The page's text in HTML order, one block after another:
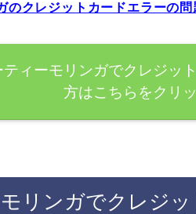
のクレジットカードエラーの
ティーモリンガでクレジッ
方はこちらをクリ
リンガでクレジ